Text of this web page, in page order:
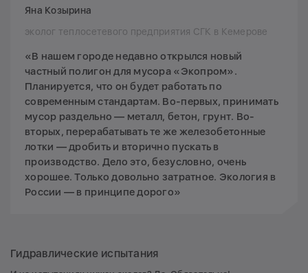
Яна Козырина
эколог теплосетевого предприятия СГК в Кемерове
«В нашем городе недавно открылся новый
частный полигон для мусора «Экопром».
Планируется, что он будет работать по
современным стандартам. Во-первых, принимать
мусор раздельно — металл, бетон, грунт. Во-
вторых, перерабатывать те же железобетонные
лотки — дробить и вторично пускать в
производство. Дело это, безусловно, очень
хорошее. Только довольно затратное. Экология в
России — в принципе дорого»
Гидравлические испытания